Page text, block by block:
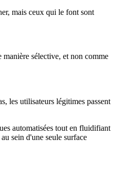
mais ceux qui le font sont
sélective, et non comme
les utilisateurs légitimes passent
automatisées tout en fluidifiant
sein d'une seule surface